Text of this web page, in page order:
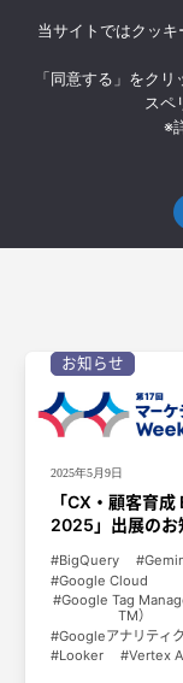
お知らせ
2025年5月9日
「CX・顧客育成
2025」出展のお
BigQuery
Google Cloud
Google Tag
TM）
Googleアナリティ
Looker
Vertex
当サイトではクッ
「同意する」をク
スペ
※